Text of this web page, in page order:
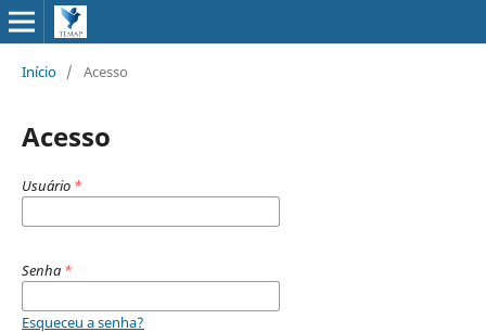
Início / Acesso
Acesso
Usuário *
Senha *
Esqueceu a senha?